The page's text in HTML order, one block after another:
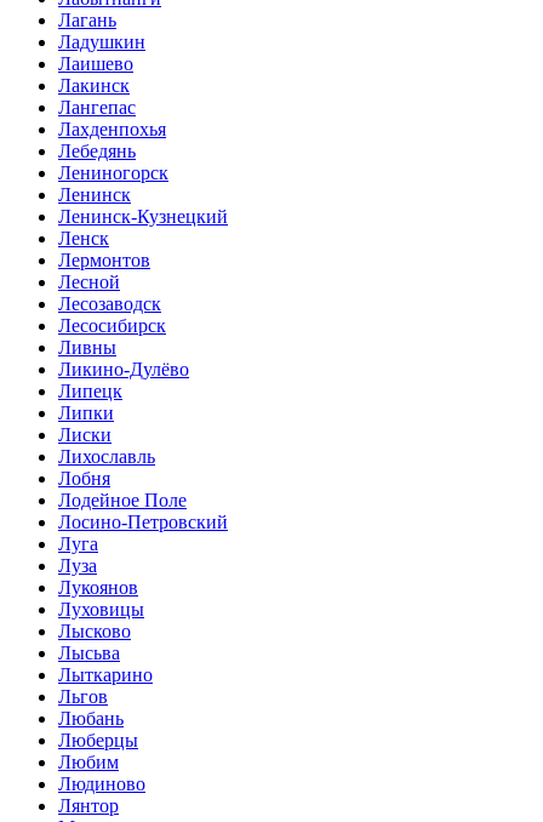
Лагань
Ладушкин
Лаишево
Лакинск
Лангепас
Лахденпохья
Лебедянь
Лениногорск
Ленинск
Ленинск-Кузнецкий
Ленск
Лермонтов
Лесной
Лесозаводск
Лесосибирск
Ливны
Ликино-Дулёво
Липецк
Липки
Лиски
Лихославль
Лобня
Лодейное Поле
Лосино-Петровский
Луга
Луза
Лукоянов
Луховицы
Лысково
Лысьва
Лыткарино
Льгов
Любань
Люберцы
Любим
Людиново
Лянтор